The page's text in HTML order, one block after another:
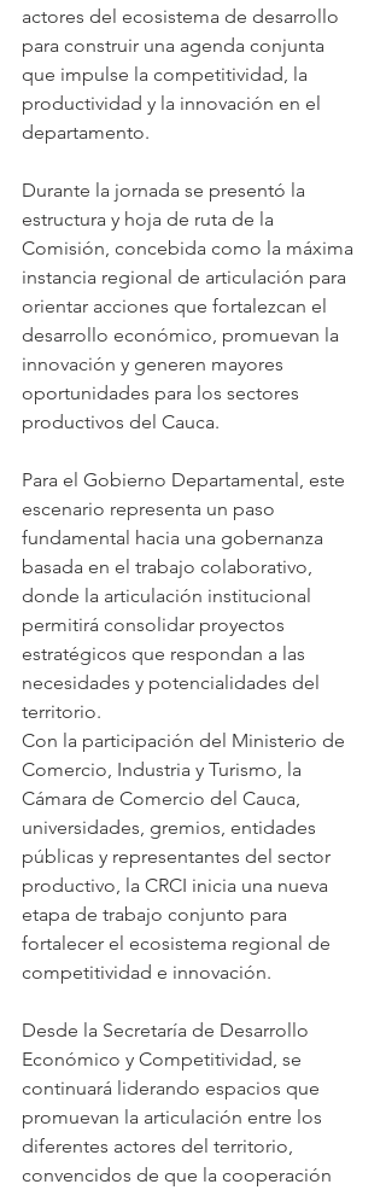
actores del ecosistema de desarrollo
para construir una agenda conjunta
que impulse la competitividad, la
productividad y la innovación en el
departamento.
Durante la jornada se presentó la
estructura y hoja de ruta de la
Comisión, concebida como la máxima
instancia regional de articulación para
orientar acciones que fortalezcan el
desarrollo económico, promuevan la
innovación y generen mayores
oportunidades para los sectores
productivos del Cauca.
Para el Gobierno Departamental, este
escenario representa un paso
fundamental hacia una gobernanza
basada en el trabajo colaborativo,
donde la articulación institucional
permitirá consolidar proyectos
estratégicos que respondan a las
necesidades y potencialidades del
territorio.
Con la participación del Ministerio de
Comercio, Industria y Turismo, la
Cámara de Comercio del Cauca,
universidades, gremios, entidades
públicas y representantes del sector
productivo, la CRCI inicia una nueva
etapa de trabajo conjunto para
fortalecer el ecosistema regional de
competitividad e innovación.
Desde la Secretaría de Desarrollo
Económico y Competitividad, se
continuará liderando espacios que
promuevan la articulación entre los
diferentes actores del territorio,
convencidos de que la cooperación